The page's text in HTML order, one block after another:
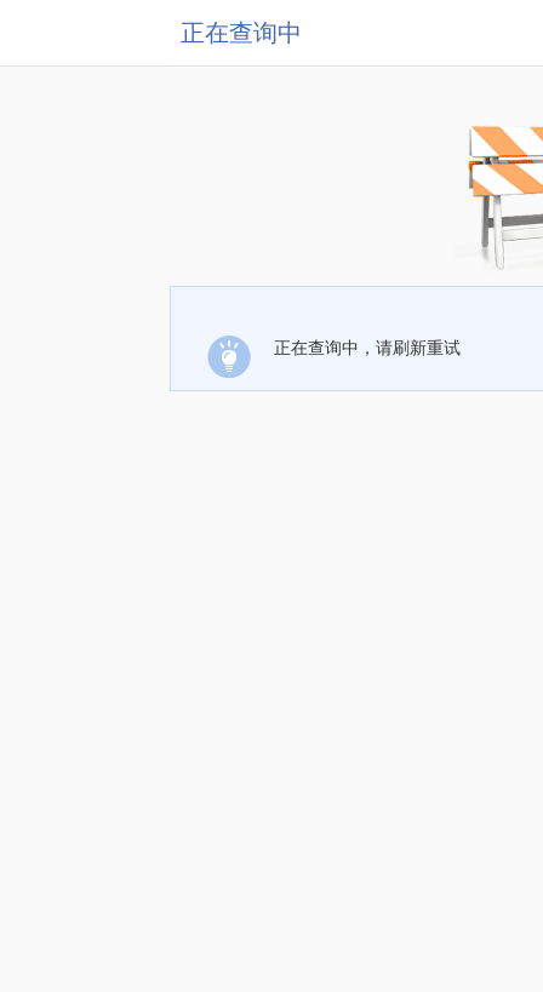
正在查询中
正在查询中，请刷新重试